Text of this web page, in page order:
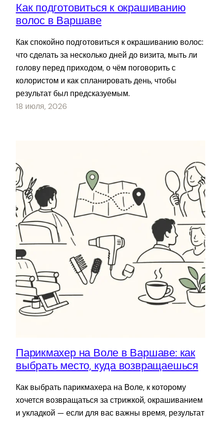
Как подготовиться к окрашиванию
волос в Варшаве
Как спокойно подготовиться к окрашиванию волос:
что сделать за несколько дней до визита, мыть ли
голову перед приходом, о чём поговорить с
колористом и как спланировать день, чтобы
результат был предсказуемым.
18 июля, 2026
Парикмахер на Воле в Варшаве: как
выбрать место, куда возвращаешься
Как выбрать парикмахера на Воле, к которому
хочется возвращаться за стрижкой, окрашиванием
и укладкой — если для вас важны время, результат